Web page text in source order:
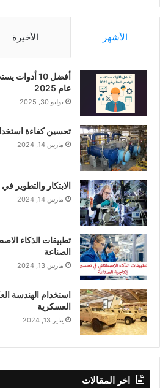
الأشهر الأخيرة
أفضل 10
عام 2025
يوليو 30, 2025
تحسين كفاءة
مارس 14, 2024
الابتكار والتطوير
مارس 14, 2024
تطبيقات الذكاء
الصناعة
مارس 13, 2024
استخدام الهندسة
العسكرية
يناير 13, 2024
اخر المقالات